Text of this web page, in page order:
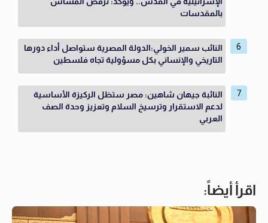
بالمقدسات
النائب سمير الخولي:الدولة المصرية ستواصل أداء دورها
التاريخي والإنساني بكل مسؤولية تجاه فلسطين
النائبة جيهان شاهين: مصر ستظل الركيزة الأساسية
لدعم الاستقرار وترسيخ السلام وتعزيز وحدة الصف
العربي
اقرأ أيضاً: